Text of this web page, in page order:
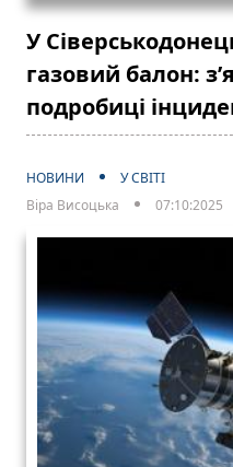
У
газовий балон:
подробиці
НОВИНИ
У СВІТІ
Віра Висоцька
07:10:2025